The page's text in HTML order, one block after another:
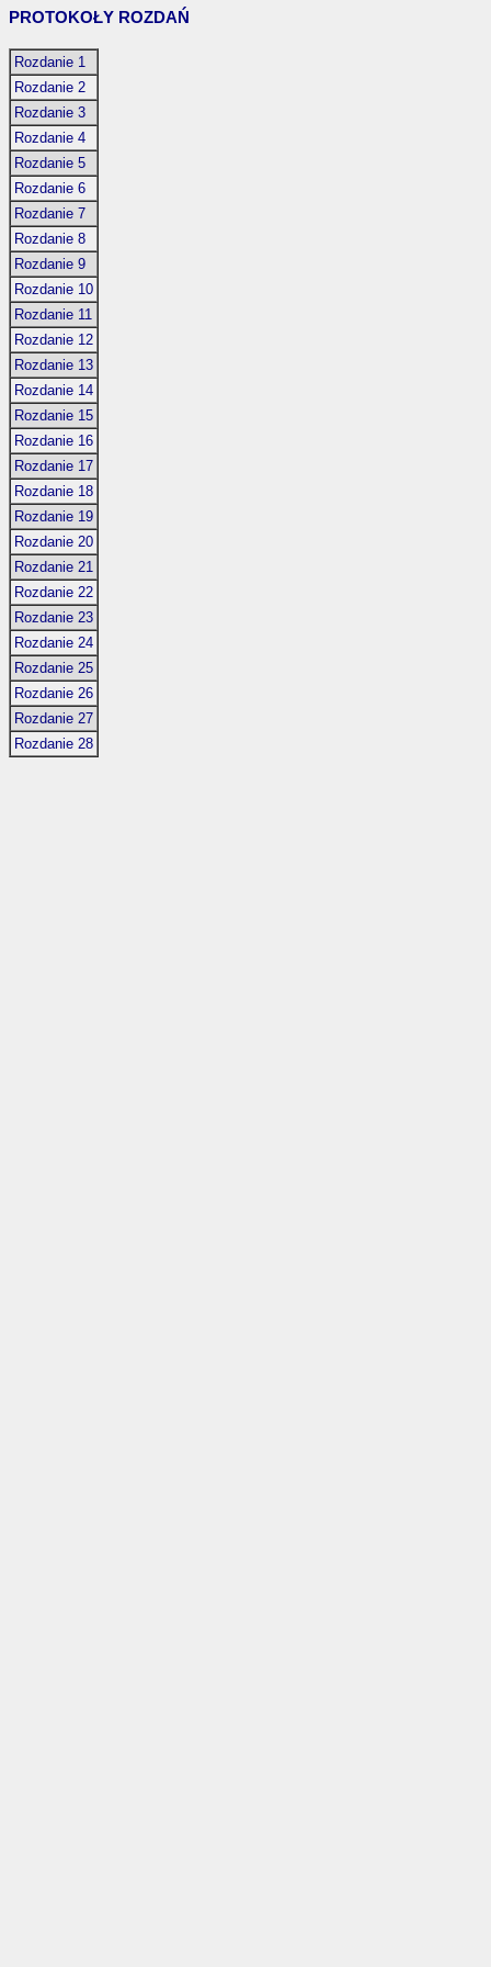
PROTOKOŁY ROZDAŃ
Rozdanie 1
Rozdanie 2
Rozdanie 3
Rozdanie 4
Rozdanie 5
Rozdanie 6
Rozdanie 7
Rozdanie 8
Rozdanie 9
Rozdanie 10
Rozdanie 11
Rozdanie 12
Rozdanie 13
Rozdanie 14
Rozdanie 15
Rozdanie 16
Rozdanie 17
Rozdanie 18
Rozdanie 19
Rozdanie 20
Rozdanie 21
Rozdanie 22
Rozdanie 23
Rozdanie 24
Rozdanie 25
Rozdanie 26
Rozdanie 27
Rozdanie 28